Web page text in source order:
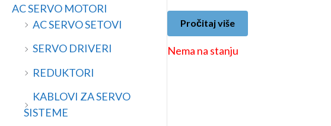
AC SERVO MOTORI
AC SERVO SETOVI
SERVO DRIVERI
REDUKTORI
KABLOVI ZA SERVO
SISTEME
Pročitaj više
Nema na stanju